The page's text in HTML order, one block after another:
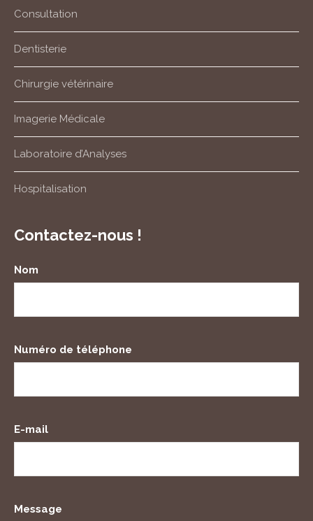
Consultation
Dentisterie
Chirurgie vétérinaire
Imagerie Médicale
Laboratoire d’Analyses
Hospitalisation
Contactez-nous !
Nom
Numéro de téléphone
E-mail
Message